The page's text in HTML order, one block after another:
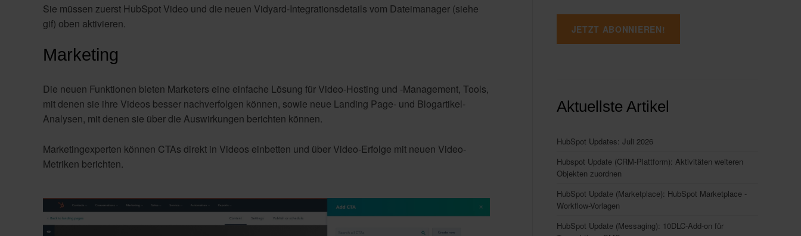
Sie müssen zuerst HubSpot Video und die neuen Vidyard-Integrationsdetails vom Dateimanager (siehe
gif) oben aktivieren.
Marketing
Die neuen Funktionen bieten Marketers eine einfache Lösung für Video-Hosting und -Management, Tools,
mit denen sie ihre Videos besser nachverfolgen können, sowie neue Landing Page- und Blogartikel-
Analysen, mit denen sie über die Auswirkungen berichten können.
Marketingexperten können CTAs direkt in Videos einbetten und über Video-Erfolge mit neuen Video-
Metriken berichten.
Aktuellste Artikel
HubSpot Updates: Juli 2026
Hubspot Update (CRM-Plattform): Aktivitäten weiteren
Objekten zuordnen
HubSpot Update (Marketplace): HubSpot Marketplace -
Workflow-Vorlagen
HubSpot Update (Messaging): 10DLC-Add-on für